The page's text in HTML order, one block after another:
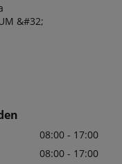
&#32;
08:00 - 17:00
08:00 - 17:00